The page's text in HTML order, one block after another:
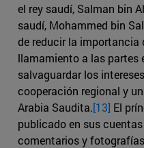
el rey saudí, Salman bin
saudí, Mohammed bin
de reducir la importancia
llamamiento a las partes
salvaguardar los
cooperación regional y
Arabia Saudita.[13] El
publicado en sus
comentarios y